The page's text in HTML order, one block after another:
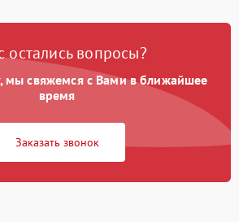
остались вопросы?
мы свяжемся с Вами в ближайшее
время
Заказать звонок